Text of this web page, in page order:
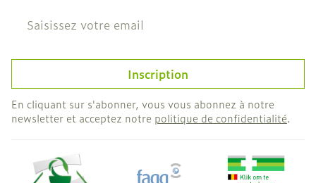
Adresse mail
Inscription
En cliquant sur s'abonner, vous vous abonnez à notre
newsletter et acceptez notre politique de confidentialité.